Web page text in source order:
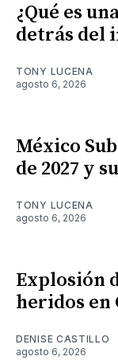
¿Qué es
detrás del
TONY LUCENA
agosto 6, 2026
México
de 2027 y
TONY LUCENA
agosto 6, 2026
Explosión
heridos en
DENISE CASTILLO
agosto 6, 2026